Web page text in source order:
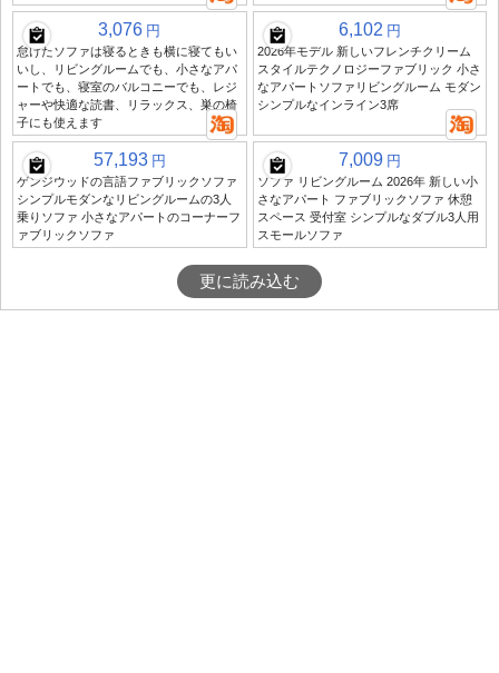
3,076 円
怠けたソファは寝るときも横に寝てもい
いし、リビングルームでも、小さなアパ
ートでも、寝室のバルコニーでも、レジ
ャーや快適な読書、リラックス、巣の椅
子にも使えます
6,102 円
2026年モデル 新しいフレンチクリーム
スタイルテクノロジーファブリック 小さ
なアパートソファリビングルーム モダン
シンプルなインライン3席
57,193 円
ゲンジウッドの言語ファブリックソファ
シンプルモダンなリビングルームの3人
乗りソファ 小さなアパートのコーナーフ
ァブリックソファ
7,009 円
ソファ リビングルーム 2026年 新しい小
さなアパート ファブリックソファ 休憩
スペース 受付室 シンプルなダブル3人用
スモールソファ
更に読み込む